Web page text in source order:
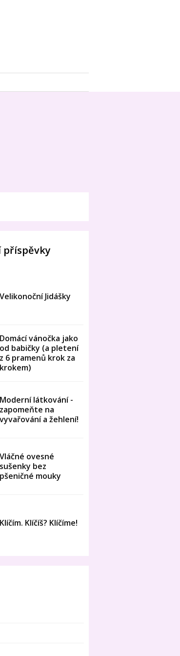
příspěvky
Velikonoční Jidášky
Domácí vánočka jako
od babičky (a pletení
z 6 pramenů krok za
krokem)
Moderní látkování -
zapomeňte na
vyvařování a žehlení!
Vláčné ovesné
sušenky bez
pšeničné mouky
Klíčím. Klíčíš? Klíčíme!